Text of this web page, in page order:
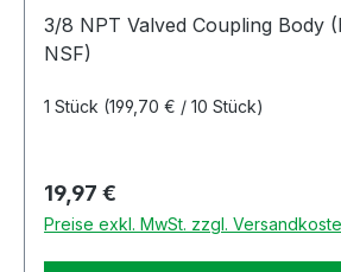
3/8 NPT Valved Coupling Body
NSF)
1 Stück (199,70 € / 10 Stück)
Regulärer Preis:
19,97 €
Preise exkl. MwSt. zzgl.